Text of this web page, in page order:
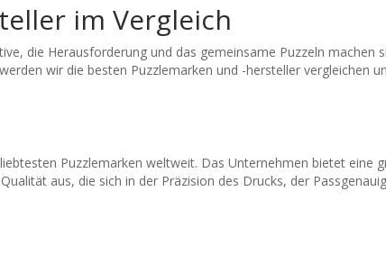
im Vergleich
die Herausforderung und das gemeinsame Puzzeln machen
wir die besten Puzzlemarken und -hersteller vergleichen
Puzzlemarken weltweit. Das Unternehmen bietet eine
aus, die sich in der Präzision des Drucks, der